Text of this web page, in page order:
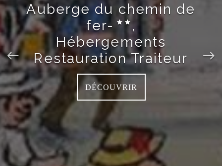
Auberge du chemin de
fer-
,
Hébergements
Restauration Traiteur
DÉCOUVRIR